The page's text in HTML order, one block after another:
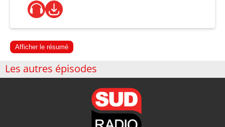
Afficher le résumé
Les autres épisodes